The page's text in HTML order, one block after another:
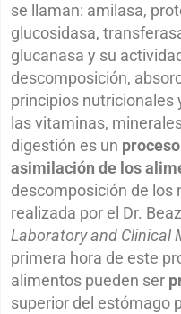
se llaman: amilasa,
glucosidasa,
glucanasa y su
descomposición,
principios nutricionales
las vitaminas,
digestión es un
asimilación de los
descomposición de los
realizada por el Dr.
Laboratory and Clinical
primera hora de este
alimentos pueden ser
superior del estómago